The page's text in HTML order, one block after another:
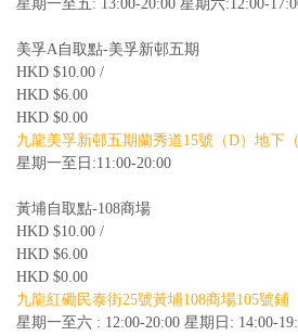
星期一至五: 13:00-20:00 星期六:12:00-
美孚A自取點-美孚新邨五期
HKD $10.00 /
HKD $6.00
HKD $0.00
九龍美孚新邨五期蘭秀道15號（D）地下
星期一至日:11:00-20:00
黃埔自取點-108商場
HKD $10.00 /
HKD $6.00
HKD $0.00
九龍紅磡民泰街25號黃埔108商場105號鋪
星期一至六 : 12:00-20:00 星期日: 14:00-